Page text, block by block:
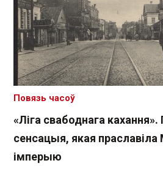
«Ліга свабоднага кахання».
сенсацыя, якая
імперыю
Повязь часоў